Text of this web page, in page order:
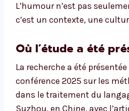
L’humour n’est pas
c’est un contexte, une
Où l’étude a été
La recherche a été
conférence 2025 sur les
dans le traitement du
Suzhou, en Chine, avec